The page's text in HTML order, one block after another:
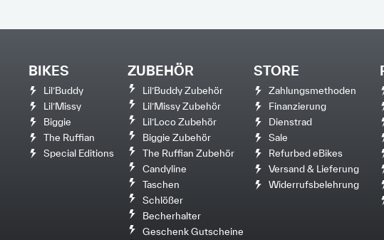
BIKES
Lil’Buddy
Lil’Missy
Biggie
The Ruffian
Special Editions
ZUBEHÖR
Lil’Buddy Zubehör
Lil’Missy Zubehör
Lil’Loco Zubehör
Biggie Zubehör
The Ruffian Zubehör
Candyline
Taschen
Schlößer
Becherhalter
Geschenk Gutscheine
STORE
Zahlungsmethoden
Finanzierung
Dienstrad
Sale
Refurbed eBikes
Versand & Lieferung
Widerrufsbelehrung